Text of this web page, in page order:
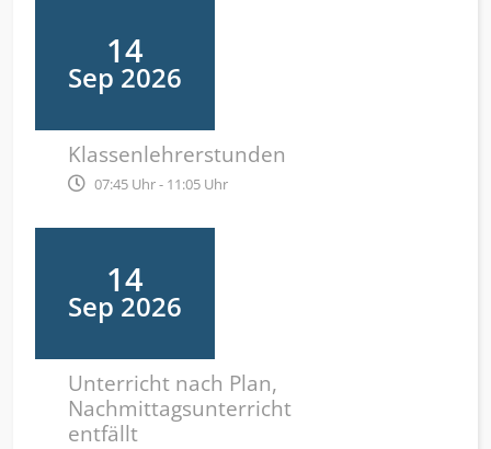
14
Sep 2026
Klassenlehrerstunden
07:45 Uhr - 11:05 Uhr
14
Sep 2026
Unterricht nach Plan,
Nachmittagsunterricht
entfällt